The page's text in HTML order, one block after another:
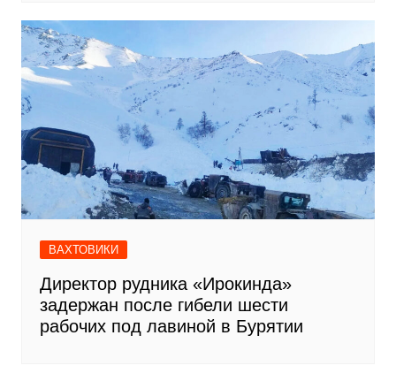
ВАХТОВИКИ
Директор рудника «Ирокинда»
задержан после гибели шести
рабочих под лавиной в Бурятии